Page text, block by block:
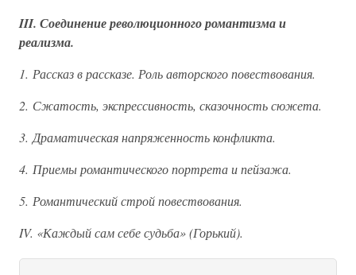
III. Соединение революционного романтизма и
реализма.
1. Рассказ в рассказе. Роль авторского повествования.
2. Сжатость, экспрессивность, сказочность сюжета.
3. Драматическая напряженность конфликта.
4. Приемы романтического портрета и пейзажа.
5. Романтический строй повествования.
IV. «Каждый сам себе судьба» (Горький).